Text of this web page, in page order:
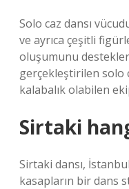
Solo caz dansı
ve ayrıca çeşitli
oluşumunu
gerçekleştirilen solo
kalabalık olabilen
Sirtaki
Sirtaki dansı,
kasapların bir dans